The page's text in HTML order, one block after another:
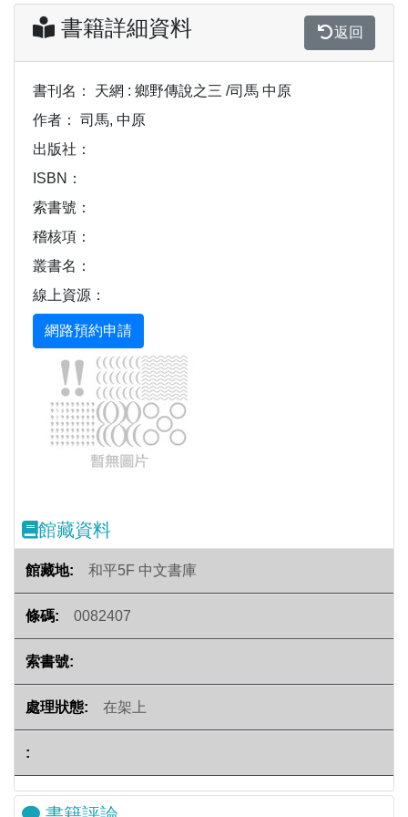
書籍詳細資料 返回
書刊名：
天網 : 鄉野傳說之三 /司馬 中原
作者：
司馬, 中原
出版社：
ISBN：
索書號：
稽核項：
叢書名：
線上資源：
Previous
館藏資料
和平5F 中文書庫
0082407
在架上